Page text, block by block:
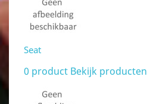
Seat
0 product Bekijk producten